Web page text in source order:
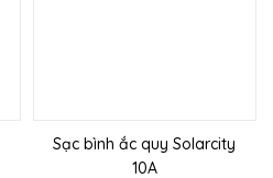
Sạc bình ắc quy Solarcity
10A